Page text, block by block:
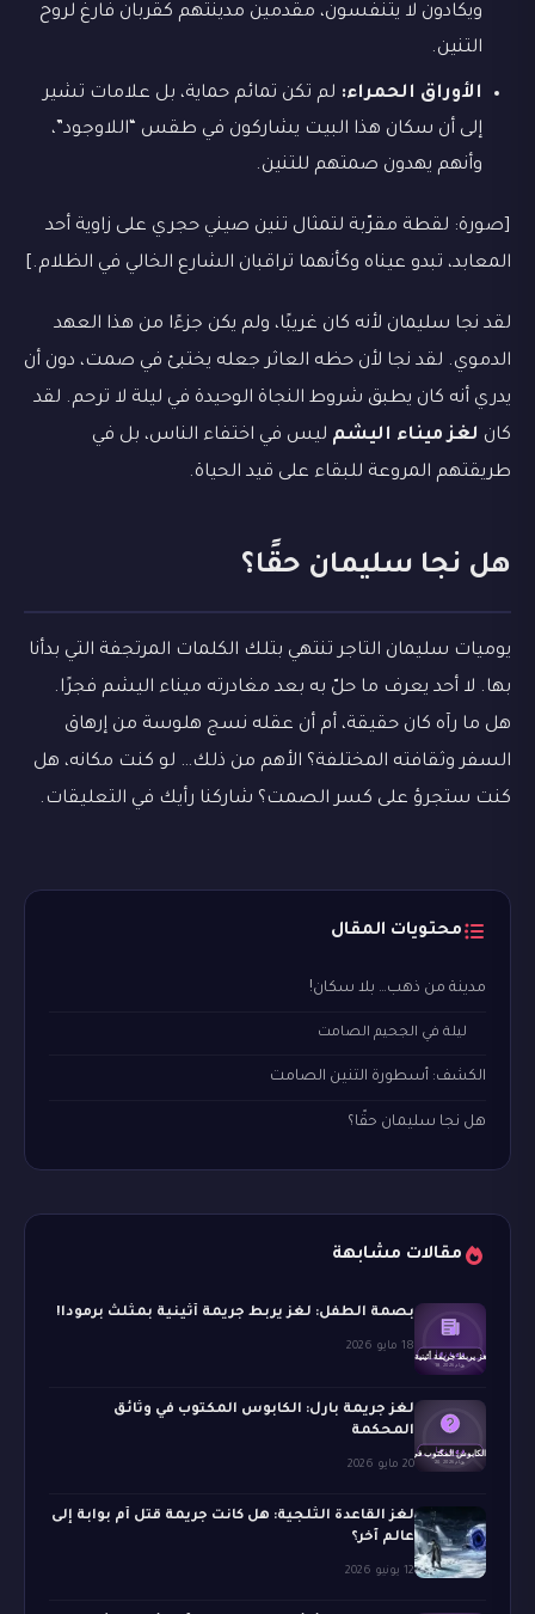
ويكادون لا يتنفسون، مقدمين مدينتهم كقربان فارغ لروح
التنين.
الأوراق الحمراء: لم تكن تمائم حماية، بل علامات تشير
إلى أن سكان هذا البيت يشاركون في طقس “اللاوجود”،
وأنهم يهدون صمتهم للتنين.
[صورة: لقطة مقرّبة لتمثال تنين صيني حجري على زاوية أحد
المعابد، تبدو عيناه وكأنهما تراقبان الشارع الخالي في الظلام.]
لقد نجا سليمان لأنه كان غريبًا، ولم يكن جزءًا من هذا العهد
الدموي. لقد نجا لأن حظه العاثر جعله يختبئ في صمت، دون أن
يدري أنه كان يطبق شروط النجاة الوحيدة في ليلة لا ترحم. لقد
كان لغز ميناء اليشم ليس في اختفاء الناس، بل في
طريقتهم المروعة للبقاء على قيد الحياة.
هل نجا سليمان حقًا؟
يوميات سليمان التاجر تنتهي بتلك الكلمات المرتجفة التي بدأنا
بها. لا أحد يعرف ما حلّ به بعد مغادرته ميناء اليشم فجرًا.
هل ما رآه كان حقيقة، أم أن عقله نسج هلوسة من إرهاق
السفر وثقافته المختلفة؟ الأهم من ذلك… لو كنت مكانه، هل
كنت ستجرؤ على كسر الصمت؟ شاركنا رأيك في التعليقات.
محتويات المقال
مدينة من ذهب… بلا سكان!
ليلة في الجحيم الصامت
الكشف: أسطورة التنين الصامت
هل نجا سليمان حقًا؟
مقالات مشابهة
بصمة الطفل: لغز يربط جريمة أثينية بمثلث برمودا!
18 مايو 2026
لغز جريمة بارل: الكابوس المكتوب في وثائق
المحكمة
20 مايو 2026
لغز القاعدة الثلجية: هل كانت جريمة قتل أم بوابة إلى
عالم آخر؟
12 يونيو 2026